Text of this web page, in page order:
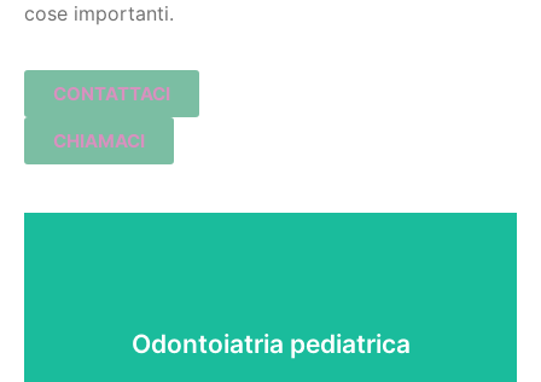
cose importanti.
CONTATTACI
CHIAMACI
Odontoiatria pediatrica
→